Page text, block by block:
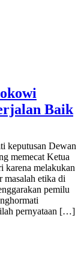
Baik
keputusan Dewan
memecat Ketua
melakukan
masalah etika di
pemilu
pernyataan […]